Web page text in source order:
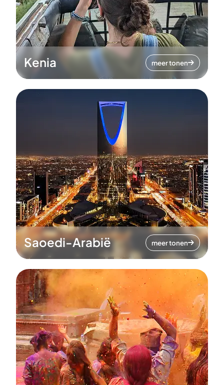
Kenia meer tonen
Saoedi-Arabië meer tonen